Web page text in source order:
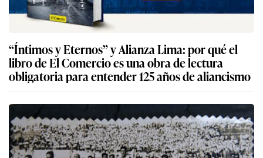
“Íntimos y Eternos” y Alianza Lima: por qué el
libro de El Comercio es una obra de lectura
obligatoria para entender 125 años de aliancismo